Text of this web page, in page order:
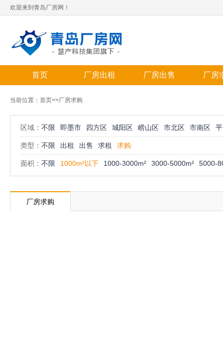
欢迎来到青岛厂房网！
首页 厂房出租 厂房出售 厂房
当前位置： 首页>>厂房求购
区域： 不限 即墨市 四方区 城阳区 崂山区 市北区 市南区
类型： 不限 出租 出售 求租 求购
面积： 不限 1000m²以下 1000-3000m² 3000-5000m² 5000-
厂房求购